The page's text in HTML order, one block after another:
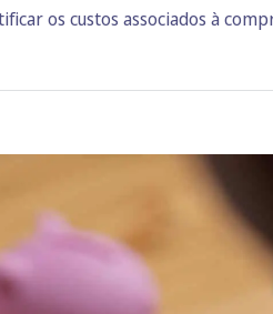
os custos associados à